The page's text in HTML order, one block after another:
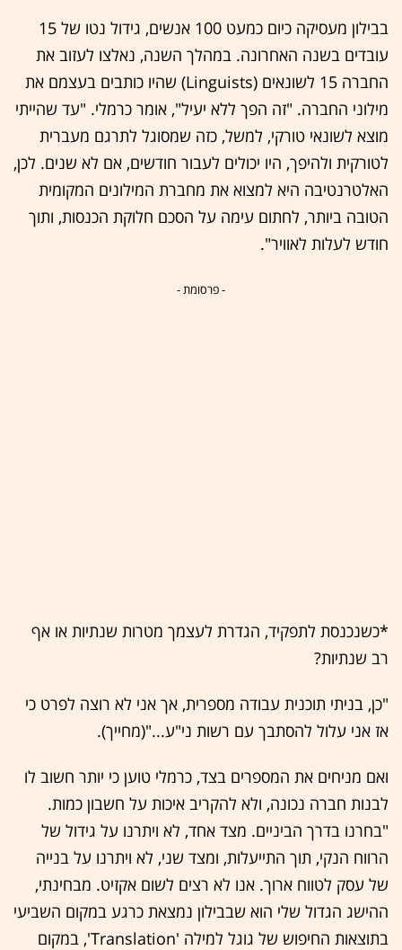
בבילון מעסיקה כיום כמעט 100 אנשים, גידול נטו של 15
עובדים בשנה האחרונה. במהלך השנה, נאלצו לעזוב את
החברה 15 לשונאים (Linguists) שהיו כותבים בעצמם את
מילוני החברה. "זה הפך ללא יעיל", אומר כרמלי. "עד שהייתי
מוצא לשונאי טורקי, למשל, כזה שמסוגל לתרגם מעברית
לטורקית ולהיפך, היו יכולים לעבור חודשים, אם לא שנים. לכן,
האלטרנטיבה היא למצוא את מחברת המילונים המקומית
הטובה ביותר, לחתום עימה על הסכם חלוקת הכנסות, ותוך
חודש לעלות לאוויר".
- פרסומת -
*כשנכנסת לתפקיד, הגדרת לעצמך מטרות שנתיות או אף
רב שנתיות?
"כן, בניתי תוכנית עבודה מספרית, אך אני לא רוצה לפרט כי
אז אני עלול להסתבך עם רשות ני"ע..."(מחייך).
ואם מניחים את המספרים בצד, כרמלי טוען כי יותר חשוב לו
לבנות חברה נכונה, ולא להקריב איכות על חשבון כמות.
"בחרנו בדרך הביניים. מצד אחד, לא ויתרנו על גידול של
הרווח הנקי, תוך התייעלות, ומצד שני, לא ויתרנו על בנייה
של עסק לטווח ארוך. אנו לא רצים לשום אקזיט. מבחינתי,
ההישג הגדול שלי הוא שבבילון נמצאת כרגע במקום השביעי
בתוצאות החיפוש של גוגל למילה 'Translation', במקום